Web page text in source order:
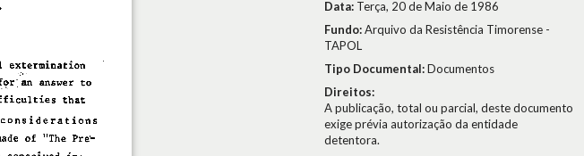
Data: Terça, 20 de Maio de 1986
Fundo:Arquivo da Resistência Timorense -
TAPOL
Tipo Documental:Documentos
Direitos:
A publicação, total ou parcial, deste documento
exige prévia autorização da entidade
detentora.